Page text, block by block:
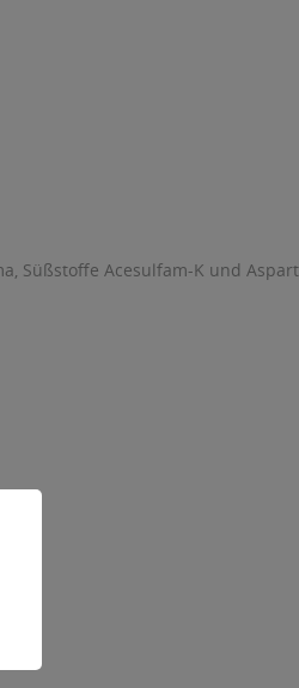
Süßstoffe Acesulfam-K und